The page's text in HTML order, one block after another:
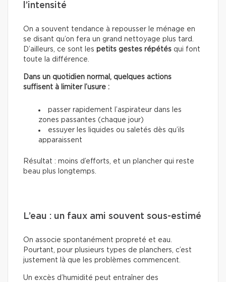
l’intensité
On a souvent tendance à repousser le ménage en
se disant qu’on fera un grand nettoyage plus tard.
D’ailleurs, ce sont les petits gestes répétés qui font
toute la différence.
Dans un quotidien normal, quelques actions
suffisent à limiter l’usure :
passer rapidement l’aspirateur dans les
zones passantes (chaque jour)
essuyer les liquides ou saletés dès qu’ils
apparaissent
Résultat : moins d’efforts, et un plancher qui reste
beau plus longtemps.
L’eau : un faux ami souvent sous-estimé
On associe spontanément propreté et eau.
Pourtant, pour plusieurs types de planchers, c’est
justement là que les problèmes commencent.
Un excès d’humidité peut entraîner des